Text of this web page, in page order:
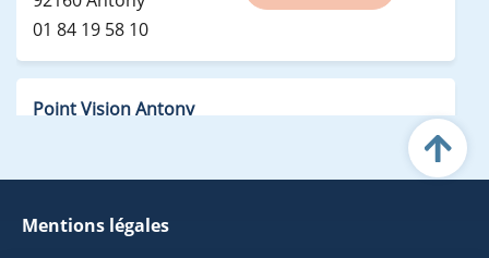
01 84 19 58 10
Point Vision Antony
Antony
Prendre rendez-vous
Mentions légales